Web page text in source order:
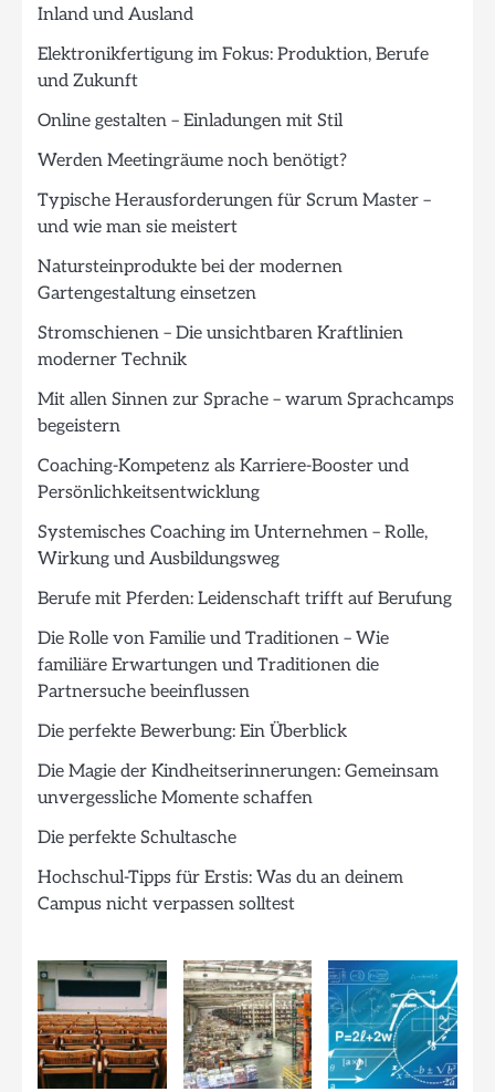
Inland und Ausland
Elektronikfertigung im Fokus: Produktion, Berufe
und Zukunft
Online gestalten – Einladungen mit Stil
Werden Meetingräume noch benötigt?
Typische Herausforderungen für Scrum Master –
und wie man sie meistert
Natursteinprodukte bei der modernen
Gartengestaltung einsetzen
Stromschienen – Die unsichtbaren Kraftlinien
moderner Technik
Mit allen Sinnen zur Sprache – warum Sprachcamps
begeistern
Coaching-Kompetenz als Karriere-Booster und
Persönlichkeitsentwicklung
Systemisches Coaching im Unternehmen – Rolle,
Wirkung und Ausbildungsweg
Berufe mit Pferden: Leidenschaft trifft auf Berufung
Die Rolle von Familie und Traditionen – Wie
familiäre Erwartungen und Traditionen die
Partnersuche beeinflussen
Die perfekte Bewerbung: Ein Überblick
Die Magie der Kindheitserinnerungen: Gemeinsam
unvergessliche Momente schaffen
Die perfekte Schultasche
Hochschul-Tipps für Erstis: Was du an deinem
Campus nicht verpassen solltest